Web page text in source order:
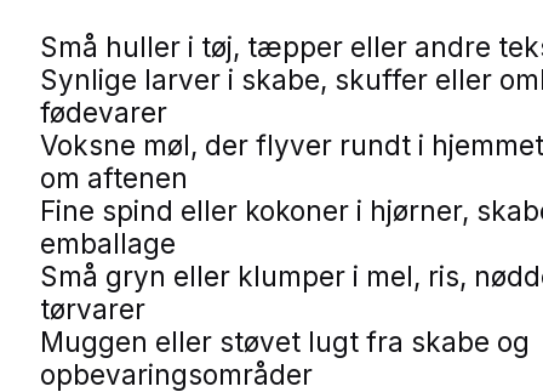
Små huller i tøj, tæpper eller andre
Synlige larver i skabe, skuffer eller
fødevarer
Voksne møl, der flyver rundt i
om aftenen
Fine spind eller kokoner i hjørner,
emballage
Små gryn eller klumper i mel, ris,
tørvarer
Muggen eller støvet lugt fra skabe og
opbevaringsområder